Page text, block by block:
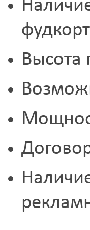
Высота